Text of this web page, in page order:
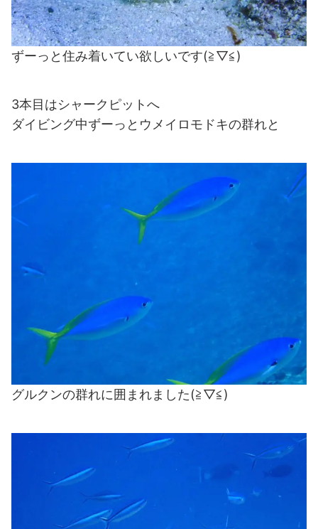
ずーっと住み着いてい欲しいです(≧▽≦)
3本目はシャークピットへ
ダイビング中ずーっとウメイロモドキの群れと
グルクンの群れに囲まれました(≧▽≦)